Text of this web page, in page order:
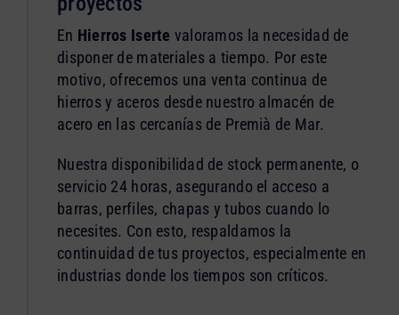
En Hierros Iserte valoramos la necesidad de
disponer de materiales a tiempo. Por este
motivo, ofrecemos una venta continua de
hierros y aceros desde nuestro almacén de
acero en las cercanías de Premià de Mar.
Nuestra disponibilidad de stock permanente, o
servicio 24 horas, asegurando el acceso a
barras, perfiles, chapas y tubos cuando lo
necesites. Con esto, respaldamos la
continuidad de tus proyectos, especialmente en
industrias donde los tiempos son críticos.